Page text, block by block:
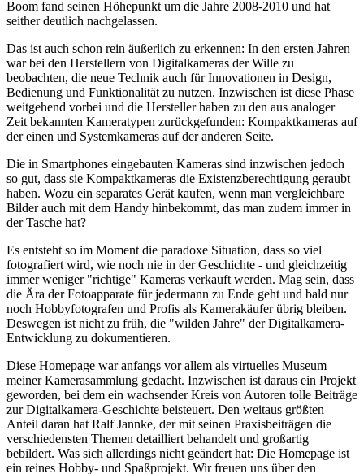
Boom fand seinen Höhepunkt um die Jahre 2008-2010 und hat
seither deutlich nachgelassen.
Das ist auch schon rein äußerlich zu erkennen: In den ersten Jahren
war bei den Herstellern von Digitalkameras der Wille zu
beobachten, die neue Technik auch für Innovationen in Design,
Bedienung und Funktionalität zu nutzen. Inzwischen ist diese Phase
weitgehend vorbei und die Hersteller haben zu den aus analoger
Zeit bekannten Kameratypen zurückgefunden: Kompaktkameras auf
der einen und Systemkameras auf der anderen Seite.
Die in Smartphones eingebauten Kameras sind inzwischen jedoch
so gut, dass sie Kompaktkameras die Existenzberechtigung geraubt
haben. Wozu ein separates Gerät kaufen, wenn man vergleichbare
Bilder auch mit dem Handy hinbekommt, das man zudem immer in
der Tasche hat?
Es entsteht so im Moment die paradoxe Situation, dass so viel
fotografiert wird, wie noch nie in der Geschichte - und gleichzeitig
immer weniger "richtige" Kameras verkauft werden. Mag sein, dass
die Ära der Fotoapparate für jedermann zu Ende geht und bald nur
noch Hobbyfotografen und Profis als Kamerakäufer übrig bleiben.
Deswegen ist nicht zu früh, die "wilden Jahre" der Digitalkamera-
Entwicklung zu dokumentieren.
Diese Homepage war anfangs vor allem als virtuelles Museum
meiner Kamerasammlung gedacht. Inzwischen ist daraus ein Projekt
geworden, bei dem ein wachsender Kreis von Autoren tolle Beiträge
zur Digitalkamera-Geschichte beisteuert. Den weitaus größten
Anteil daran hat Ralf Jannke, der mit seinen Praxisbeiträgen die
verschiedensten Themen detailliert behandelt und großartig
bebildert. Was sich allerdings nicht geändert hat: Die Homepage ist
ein reines Hobby- und Spaßprojekt. Wir freuen uns über den